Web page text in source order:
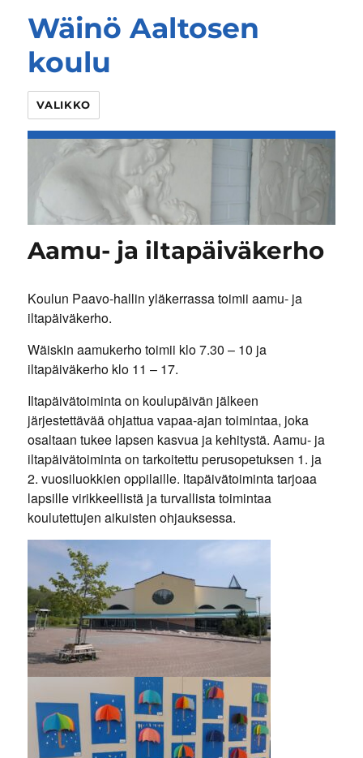
Wäinö Aaltosen
koulu
VALIKKO
Aamu- ja iltapäiväkerho
Koulun Paavo-hallin yläkerrassa toimii aamu- ja
iltapäiväkerho.
Wäiskin aamukerho toimii klo 7.30 – 10 ja
iltapäiväkerho klo 11 – 17.
Iltapäivätoiminta on koulupäivän jälkeen
järjestettävää ohjattua vapaa-ajan toimintaa, joka
osaltaan tukee lapsen kasvua ja kehitystä. Aamu- ja
iltapäivätoiminta on tarkoitettu perusopetuksen 1. ja
2. vuosiluokkien oppilaille. ltapäivätoiminta tarjoaa
lapsille virikkeellistä ja turvallista toimintaa
koulutettujen aikuisten ohjauksessa.